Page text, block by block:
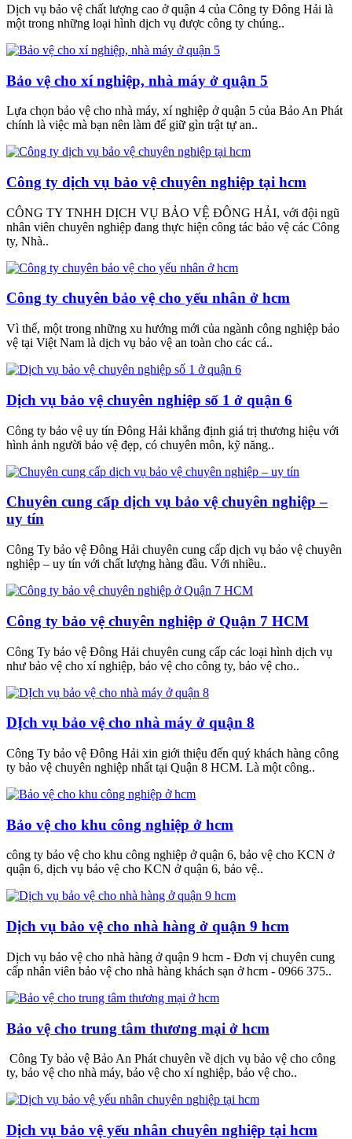
Dịch vụ bảo vệ chất lượng cao ở quận 4 của Công ty Đông Hải là
một trong những loại hình dịch vụ được công ty chúng..
Bảo vệ cho xí nghiệp, nhà máy ở quận 5
Lựa chọn bảo vệ cho nhà máy, xí nghiệp ở quận 5 của Bảo An Phát
chính là việc mà bạn nên làm để giữ gìn trật tự an..
Công ty dịch vụ bảo vệ chuyên nghiệp tại hcm
CÔNG TY TNHH DỊCH VỤ BẢO VỆ ĐÔNG HẢI, với đội ngũ
nhân viên chuyên nghiệp đang thực hiện công tác bảo vệ các Công
ty, Nhà..
Công ty chuyên bảo vệ cho yếu nhân ở hcm
Vì thế, một trong những xu hướng mới của ngành công nghiệp bảo
vệ tại Việt Nam là dịch vụ bảo vệ an toàn cho các cá..
Dịch vụ bảo vệ chuyên nghiệp số 1 ở quận 6
Công ty bảo vệ uy tín Đông Hải khẳng định giá trị thương hiệu với
hình ảnh người bảo vệ đẹp, có chuyên môn, kỹ năng..
Chuyên cung cấp dịch vụ bảo vệ chuyên nghiệp –
uy tín
Công Ty bảo vệ Đông Hải chuyên cung cấp dịch vụ bảo vệ chuyên
nghiệp – uy tín với chất lượng hàng đầu. Với nhiều..
Công ty bảo vệ chuyên nghiệp ở Quận 7 HCM
Công Ty bảo vệ Đông Hải chuyên cung cấp các loại hình dịch vụ
như bảo vệ cho xí nghiệp, bảo vệ cho công ty, bảo vệ cho..
DỊch vụ bảo vệ cho nhà máy ở quận 8
Công Ty bảo vệ Đông Hải xin giới thiệu đến quý khách hàng công
ty bảo vệ chuyên nghiệp nhất tại Quận 8 HCM. Là một công..
Bảo vệ cho khu công nghiệp ở hcm
công ty bảo vệ cho khu công nghiệp ở quận 6, bảo vệ cho KCN ở
quận 6, dịch vụ bảo vệ cho KCN ở quận 6, bảo vệ..
Dịch vụ bảo vệ cho nhà hàng ở quận 9 hcm
Dịch vụ bảo vệ cho nhà hàng ở quận 9 hcm - Đơn vị chuyên cung
cấp nhân viên bảo vệ cho nhà hàng khách sạn ở hcm - 0966 375..
Bảo vệ cho trung tâm thương mại ở hcm
Công Ty bảo vệ Bảo An Phát chuyên về dịch vụ bảo vệ cho công
ty, bảo vệ cho nhà máy, bảo vệ cho xí nghiệp, bảo vệ cho..
Dịch vụ bảo vệ yếu nhân chuyên nghiệp tại hcm